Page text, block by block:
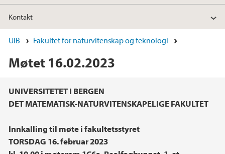
Kontakt
UiB Fakultet for naturvitenskap og teknologi
Møtet 16.02.2023
Hovedinnhold
UNIVERSITETET I BERGEN
DET MATEMATISK-NATURVITENSKAPELIGE FAKULTET
Innkalling til møte i fakultetsstyret
TORSDAG 16. februar 2023